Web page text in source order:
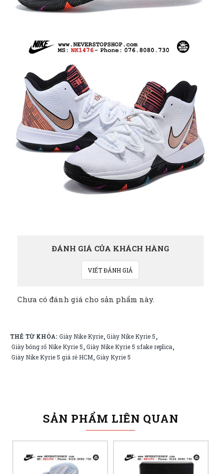
ĐÁNH GIÁ CỦA KHÁCH HÀNG
VIẾT ĐÁNH GIÁ
Chưa có đánh giá cho sản phẩm này.
THẺ TỪ KHÓA: Giày Nike Kyrie,Giày Nike Kyrie 5,
Giày bóng rổ Nike Kyrie 5,Giày Nike Kyrie 5 sfake replica,
Giày Nike Kyrie 5 giá rẻ HCM,Giày Kyrie 5
SẢN PHẨM LIÊN QUAN